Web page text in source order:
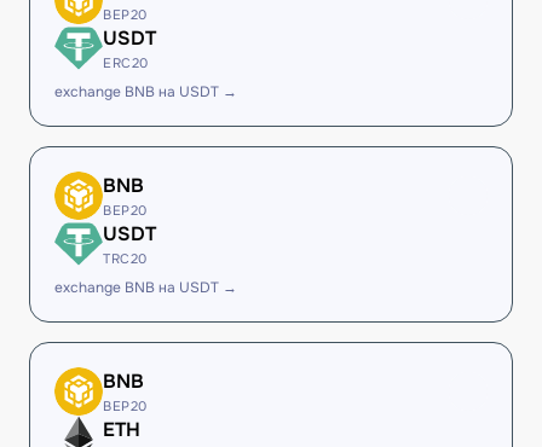
BEP20
USDT
ERC20
exchange BNB на USDT →
BNB
BEP20
USDT
TRC20
exchange BNB на USDT →
BNB
BEP20
ETH